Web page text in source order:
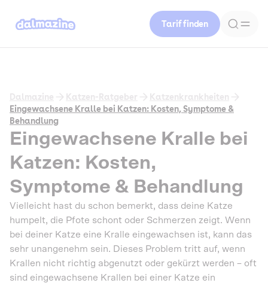
Tarif finden
Dalmazine Katzen-Ratgeber
Katzenkrankheiten
Eingewachsene Kralle bei Katzen: Kosten, Symptome &
Behandlung
Eingewachsene Kralle bei
Katzen: Kosten,
Symptome & Behandlung
Vielleicht hast du schon bemerkt, dass deine Katze
humpelt, die Pfote schont oder Schmerzen zeigt. Wenn
bei deiner Katze eine Kralle eingewachsen ist, kann das
sehr unangenehm sein. Dieses Problem tritt auf, wenn
Krallen nicht richtig abgenutzt oder gekürzt werden – oft
sind eingewachsene Krallen bei einer Katze ein